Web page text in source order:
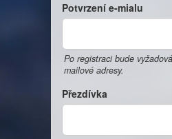
Potvrzení e-mialu
Po registraci bude
mailové adresy.
Přezdívka